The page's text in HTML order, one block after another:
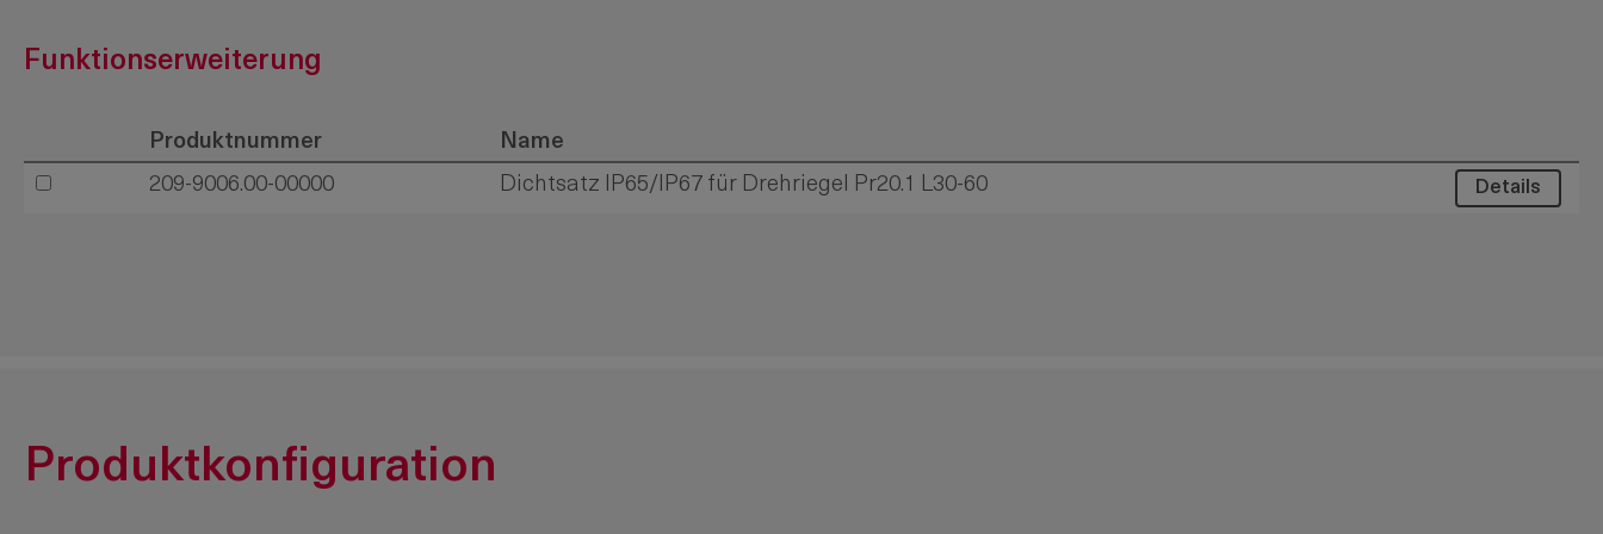
Funktionserweiterung
Produktnummer
Name
209-9006.00-00000
Dichtsatz IP65/IP67 für Drehriegel Pr20.1 L30-60 Details
Produktkonfiguration